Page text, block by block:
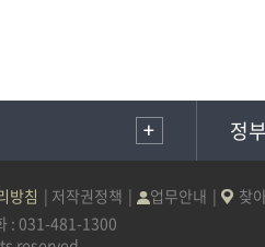
정
방침 저작권정책 업무안내
찾
: 031-481-1300